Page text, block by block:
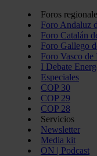
Foros
Foro Andaluz
Foro Catalán
Foro Gallego
Foro Vasco de
I Debate
Especiales
COP 30
COP 29
COP 28
Servicios
Newsletter
Media kit
ON | Podcast